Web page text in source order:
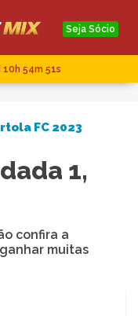
Seja Sócio
10h 54m 50s
FC 2023
1,
confira a
muitas